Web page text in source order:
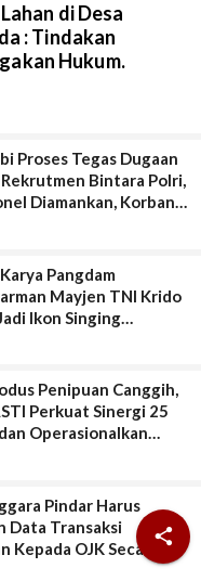

di Desa
: Tindakan
Hukum.
Proses Tegas Dugaan
Bintara Polri,
Diamankan, Korban
Biasa Hingga Perwira,
Pangdam
Mayjen TNI Krido
Ikon Singing
HUT Ke-81 RI
Penipuan Canggih,
Perkuat Sinergi 25
Operasionalkan
Scam
Pindar Harus
Data Transaksi
Kepada OJK Secara
Terkini, Utuh, dan